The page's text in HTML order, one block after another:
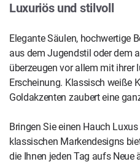
Luxuriös und stilvoll
Elegante Säulen, hochwertige
aus dem Jugendstil oder dem
überzeugen vor allem mit ihrer
Erscheinung. Klassisch weiße
Goldakzenten zaubert eine
Bringen Sie einen Hauch
klassischen Markendesigns
die Ihnen jeden Tag aufs